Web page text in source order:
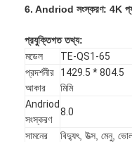
কারখানা ভ্রমণ
মান নিয়ন্ত্রণ
আমাদের সাথে যোগাযোগ করুন
খবর
সব ক্ষেত্রেই
6. Andriod সংস্করণ: 4K
প্রযুক্তিগত তথ্য:
মডেল
TE-QS1-65
প্রদর্শনীর
আকার
1429.5 * 804.5
মিমি
Andriod
সংস্করণ
8.0
সামনের
বিদ্যুৎ, উত্স, মেনু,